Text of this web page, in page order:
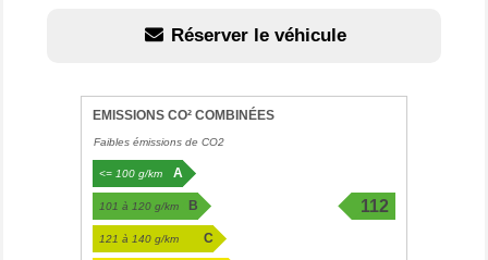
Réserver le véhicule
EMISSIONS CO² COMBINÉES
Faibles émissions de CO2
<= 100 g/km A
101 à 120 g/km B
112
121 à 140 g/km C